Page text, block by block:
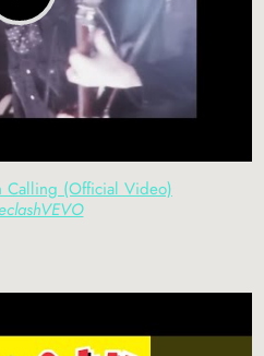
Calling (Official Video)